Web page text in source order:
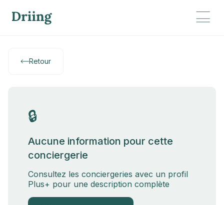
Retour
🔒
Aucune information pour cette
conciergerie
Consultez les conciergeries avec un profil
Plus+ pour une description complète